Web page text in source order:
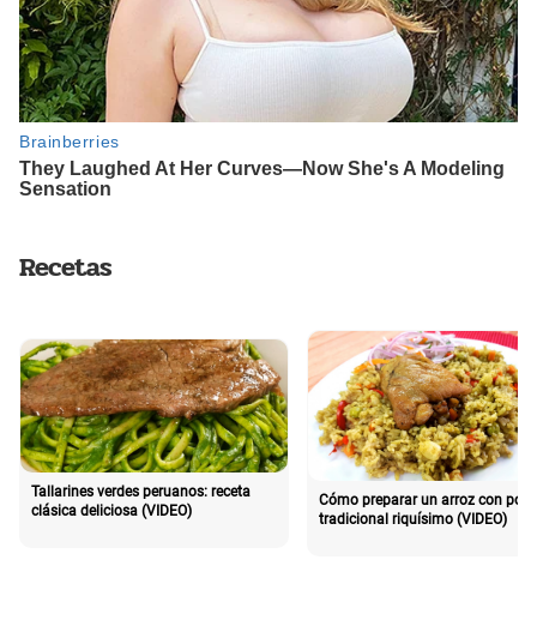
Recetas
Tallarines verdes peruanos: receta
clásica deliciosa (VIDEO)
Cómo preparar un arroz con pollo
tradicional riquísimo (VIDEO)